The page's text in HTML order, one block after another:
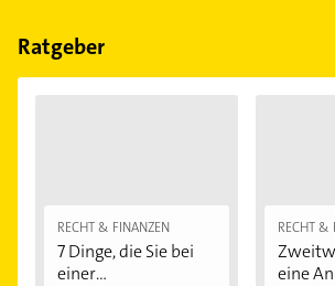
Garagen und Gewerbeimmobilien.
Ratgeber
RECHT & FINANZEN
7 Dinge, die Sie bei
einer
RECHT &
eine